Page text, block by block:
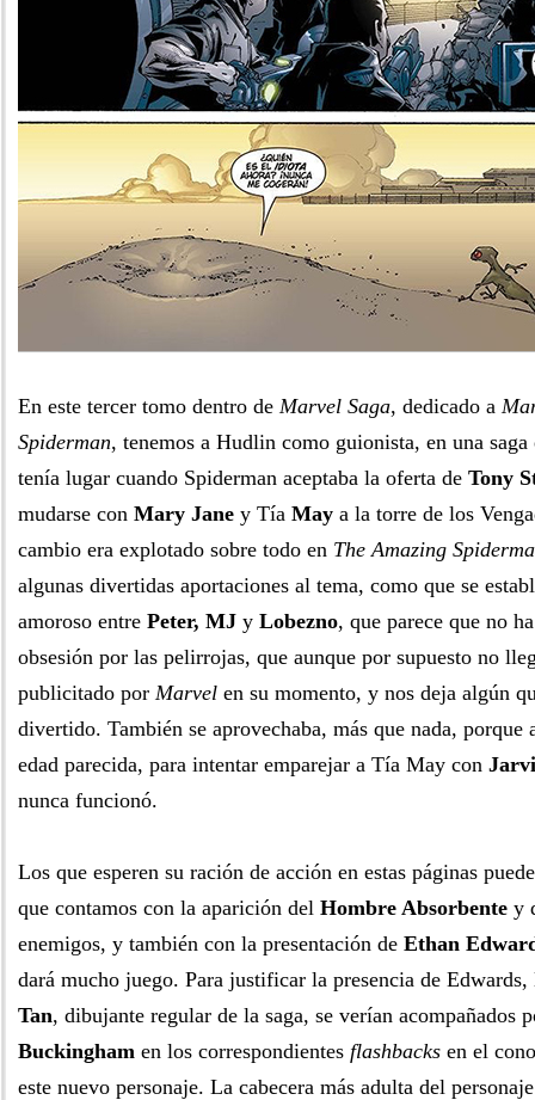
En este tercer tomo dentro de Marvel Saga, dedicado a
Spiderman, tenemos a Hudlin como guionista, en una saga
tenía lugar cuando Spiderman aceptaba la oferta de Tony
mudarse con Mary Jane y Tía May a la torre de los
cambio era explotado sobre todo en The Amazing
algunas divertidas aportaciones al tema, como que se
amoroso entre Peter, MJ y Lobezno, que parece que no
obsesión por las pelirrojas, que aunque por supuesto no
publicitado por Marvel en su momento, y nos deja algún
divertido. También se aprovechaba, más que nada, porque
edad parecida, para intentar emparejar a Tía May con
nunca funcionó.
Los que esperen su ración de acción en estas páginas
que contamos con la aparición del Hombre Absorbente y
enemigos, y también con la presentación de Ethan
dará mucho juego. Para justificar la presencia de
Tan, dibujante regular de la saga, se verían acompañados
Buckingham en los correspondientes flashbacks en el
este nuevo personaje. La cabecera más adulta del